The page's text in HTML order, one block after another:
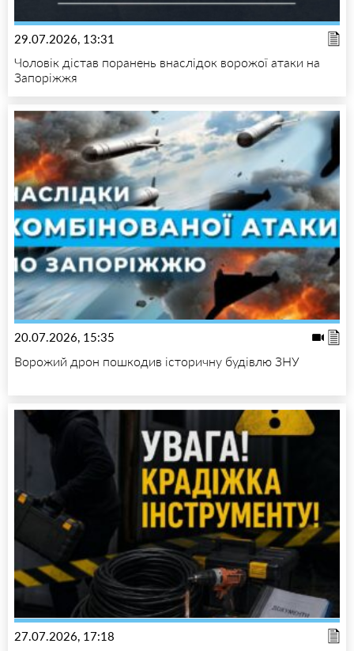
29.07.2026, 13:31
Чоловік дістав поранень внаслідок ворожої атаки на
Запоріжжя
20.07.2026, 15:35
Ворожий дрон пошкодив історичну будівлю ЗНУ
27.07.2026, 17:18